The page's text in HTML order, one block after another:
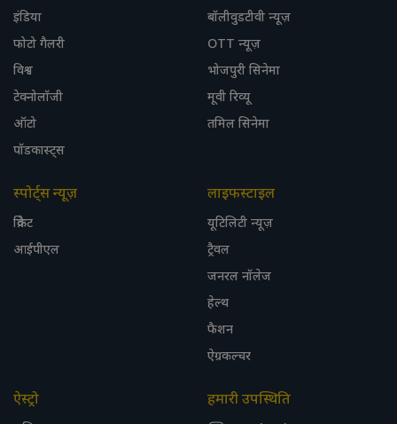
इंडिया
फोटो गैलरी
विश्व
टेक्नोलॉजी
ऑटो
पॉडकास्ट्स
बॉलीवुडटीवी न्यूज़
OTT न्यूज़
भोजपुरी सिनेमा
मूवी रिव्यू
तमिल सिनेमा
स्पोर्ट्स न्यूज़
क्रिकेट
आईपीएल
लाइफस्टाइल
यूटिलिटी न्यूज़
ट्रैवल
जनरल नॉलेज
हेल्थ
फैशन
ऐग्रकल्चर
ऐस्ट्रो हमारी उपस्थिति